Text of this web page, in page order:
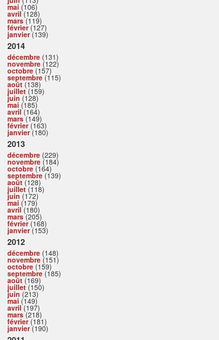
mai (106)
avril(128)
mars(119)
février(127)
janvier(139)
2014
décembre (131)
novembre (122)
octobre (157)
septembre (115)
août (138)
juillet(159)
juin (128)
mai (185)
avril(164)
mars(149)
février(163)
janvier(180)
2013
décembre (229)
novembre (184)
octobre (164)
septembre (139)
août (128)
juillet(118)
juin (172)
mai (179)
avril(180)
mars(205)
février(168)
janvier(153)
2012
décembre (148)
novembre (151)
octobre (159)
septembre (185)
août (169)
juillet(150)
juin (213)
mai (149)
avril(197)
mars(218)
février(181)
janvier(190)